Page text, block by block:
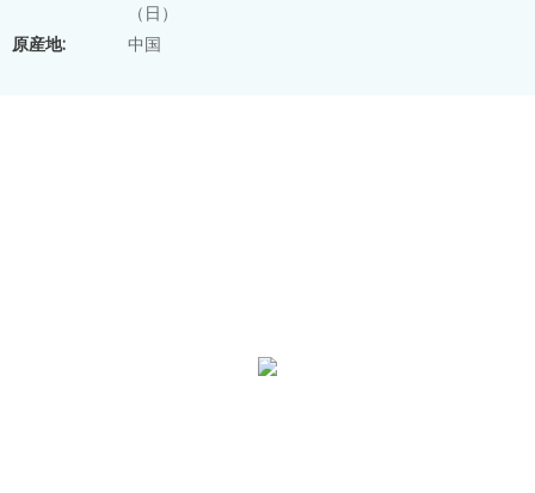
（日）
原産地:
中国